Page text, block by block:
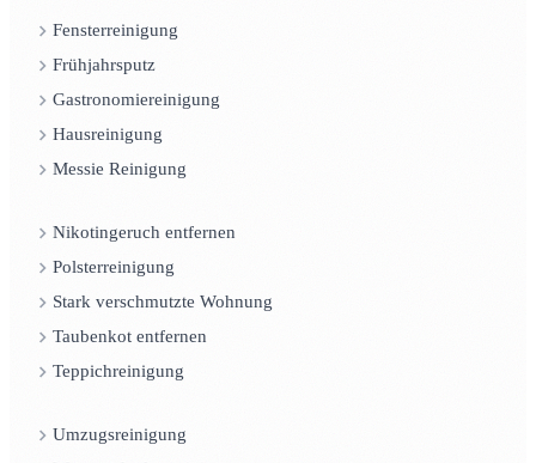
Fensterreinigung
Frühjahrsputz
Gastronomiereinigung
Hausreinigung
Messie Reinigung
Nikotingeruch entfernen
Polsterreinigung
Stark verschmutzte Wohnung
Taubenkot entfernen
Teppichreinigung
Umzugsreinigung